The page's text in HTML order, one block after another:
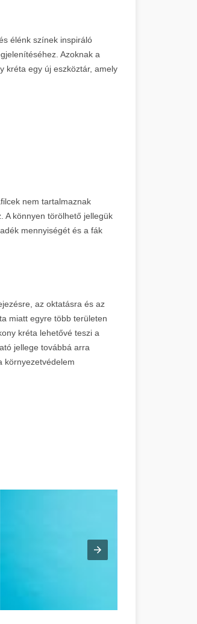
élénk színek inspiráló
Azoknak a
kréta egy új eszköztár, amely
nem tartalmaznak
A könnyen törölhető jellegük
mennyiségét és a fák
az oktatásra és az
miatt egyre több területen
kréta lehetővé teszi a
jellege továbbá arra
környezetvédelem